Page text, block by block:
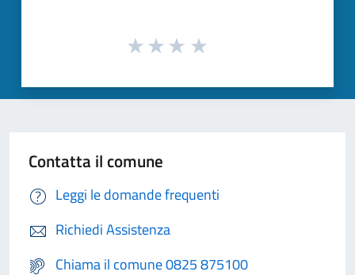
Contatta il comune
Leggi le domande frequenti
Richiedi Assistenza
Chiama il comune 0825 875100